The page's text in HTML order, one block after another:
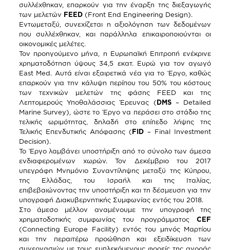
συλλέχθηκαν, επαρκούν για την έναρξη της διεξαγωγής
των μελετών FEED(Front End Engineering Design).
Εντωμεταξύ, συνεχίζεται η αξιολόγηση των δεδομένων
που συλλέχθηκαν, και παράλληλα επικαιροποιούνται οι
οικονομικές μελέτες.
Τον προηγούμενο μήνα, η Ευρωπαϊκή Επιτροπή ενέκρινε
χρηματοδότηση ύψους 34,5 εκατ. Ευρώ για τον αγωγό
East Med. Αυτά είναι εξαιρετικά νέα για το Έργο, καθώς
επαρκούν για την κάλυψη περίπου του 50% του κόστους
των τεχνικών μελετών της φάσης FEED και της
Λεπτομερούς Υποθαλάσσιας Έρευνας ( DMS– Detailed
Marine Survey), ώστε το Έργο να περάσει στο στάδιο της
τελικής ωριμότητας, δηλαδή στο επίπεδο λήψης της
Τελικής Επενδυτικής Απόφασης ( FID – Final Investment
Decision).
Το Έργο λαμβάνει υποστήριξη από το σύνολο των άμεσα
ενδιαφερομένων χωρών. Τον Δεκέμβριο του 2017
υπεγράφη Μνημόνιο Συναντίληψης μεταξύ της Κύπρου,
της Ελλάδας, του Ισραήλ και της Ιταλίας,
επιβεβαιώνοντας την υποστήριξη και τη δέσμευση για την
υπογραφή Διακυβερνητικής Συμφωνίας εντός του 2018.
Στο άμεσο μέλλον αναμένουμε την υπογραφή της
χρηματοδοτικής συμφωνίας του προγράμματοςCEF
(Connecting Europe Facility) εντός του μηνός Μαρτίου
και την περαιτέρω προώθηση και εξειδίκευση των
συνεργασιών με τους εμπλεκόμενους φορείς της αγοράς